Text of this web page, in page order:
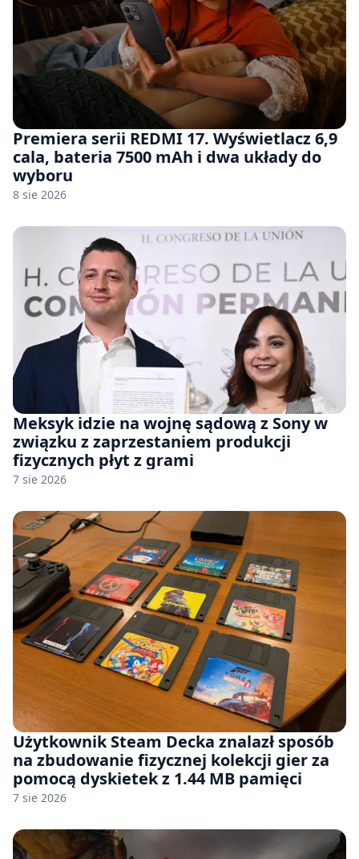
Premiera serii REDMI 17. Wyświetlacz 6,9
cala, bateria 7500 mAh i dwa układy do
wyboru
8 sie 2026
Meksyk idzie na wojnę sądową z Sony w
związku z zaprzestaniem produkcji
fizycznych płyt z grami
7 sie 2026
Użytkownik Steam Decka znalazł sposób
na zbudowanie fizycznej kolekcji gier za
pomocą dyskietek z 1.44 MB pamięci
7 sie 2026